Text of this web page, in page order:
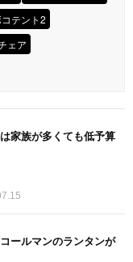
テント2
ェア
家族が多くても低予算
ールマンのランタンが